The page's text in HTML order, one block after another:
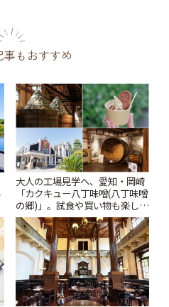
事もおすすめ
大人の工場見学へ、愛知・岡崎
「カクキュー八丁味噌(八丁味噌
の郷)」。試食や買い物も楽しみ
♪ | ことりっぷ